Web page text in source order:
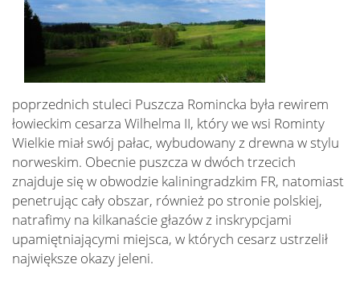
poprzednich stuleci Puszcza Romincka była rewirem
łowieckim cesarza Wilhelma II, który we wsi Rominty
Wielkie miał swój pałac, wybudowany z drewna w stylu
norweskim. Obecnie puszcza w dwóch trzecich
znajduje się w obwodzie kaliningradzkim FR, natomiast
penetrując cały obszar, również po stronie polskiej,
natrafimy na kilkanaście głazów z inskrypcjami
upamiętniającymi miejsca, w których cesarz ustrzelił
największe okazy jeleni.